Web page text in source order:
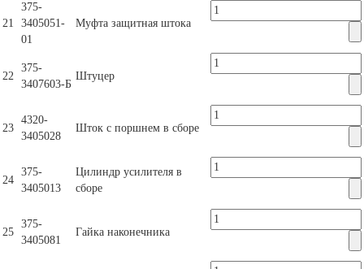
21
375-
3405051-
01
Муфта защитная штока
22
375-
3407603-Б
Штуцер
23
4320-
3405028
Шток с поршнем в сборе
24
375-
3405013
Цилиндр усилителя в
сборе
25
375-
3405081
Гайка наконечника